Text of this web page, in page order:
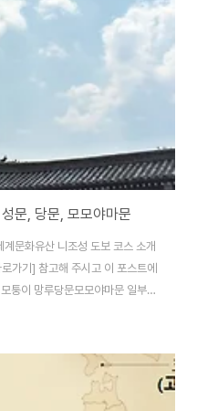
남문과 서문을 지나야 합니다. 니
느낌입니다. ◆ 서남 모퉁이 망루
문, 당문, 모모야마문
문화유산 니조성 도보 코스 소개
가기] 참고해 주시고 이 포스트에
퉁이 망루당문모모야마문 일부
모모야마문입니다. 입구에서 표
조성은 평일 오전에 방문했습니
. 입구에는 일본 세계문화유산
사를 설명하고 있습니다. 매표소